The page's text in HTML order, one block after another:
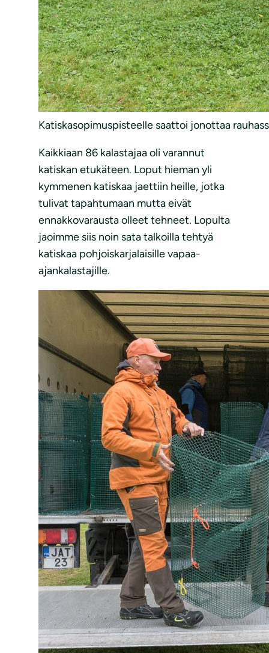
Katiskasopimuspisteelle saattoi jonottaa
Kaikkiaan 86 kalastajaa oli varannut
katiskan etukäteen. Loput hieman yli
kymmenen katiskaa jaettiin heille, jotka
tulivat tapahtumaan mutta eivät
ennakkovarausta olleet tehneet. Lopulta
jaoimme siis noin sata talkoilla tehtyä
katiskaa pohjoiskarjalaisille vapaa-
ajankalastajille.